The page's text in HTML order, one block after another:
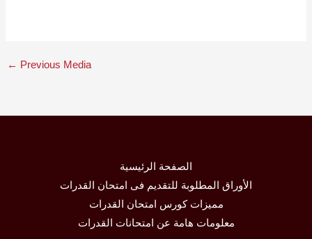
← Previous Media
الصفحة الرئيسية
الأوراق المطلوبة للتقديم فى امتحان القدرات
مميزات كورس امتحان القدرات
معلومات هامة عن امتحانات القدرات